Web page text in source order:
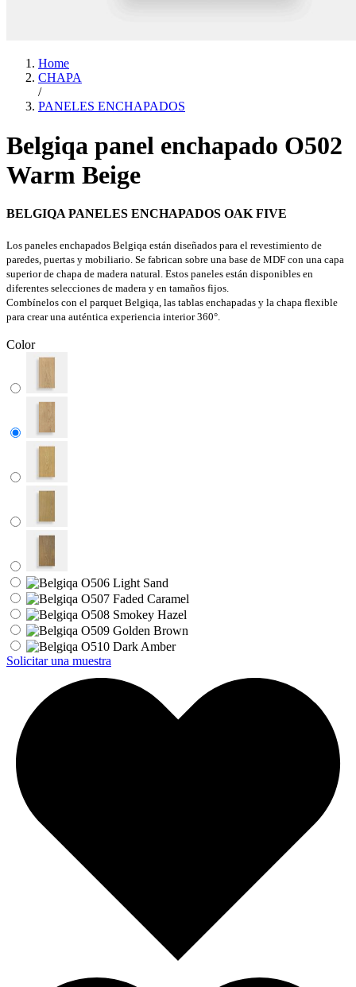
Home
CHAPA
/
PANELES ENCHAPADOS
Belgiqa panel enchapado O502
Warm Beige
BELGIQA PANELES ENCHAPADOS OAK FIVE
Los paneles enchapados Belgiqa están diseñados para el revestimiento de
paredes, puertas y mobiliario. Se fabrican sobre una base de MDF con una capa
superior de chapa de madera natural. Estos paneles están disponibles en
diferentes selecciones de madera y en tamaños fijos.
Combínelos con el parquet Belgiqa, las tablas enchapadas y la chapa flexible
para crear una auténtica experiencia interior 360°.
Color
Solicitar una muestra